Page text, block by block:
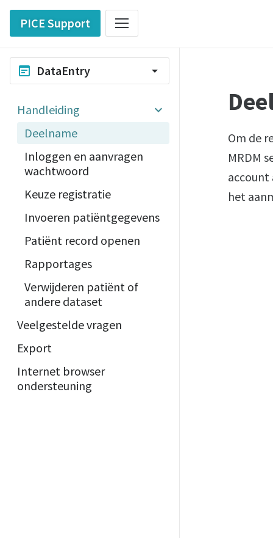
PICE Support
wysiwyg DataEntry arrow_drop_down
Handleiding
Deelname
Inloggen en aanvragen
wachtwoord
Keuze registratie
Invoeren patiëntgegevens
Patiënt record openen
Rapportages
Verwijderen patiënt of
andere dataset
Veelgestelde vragen
Export
Internet browser
ondersteuning
Om de
MRDM
account
het